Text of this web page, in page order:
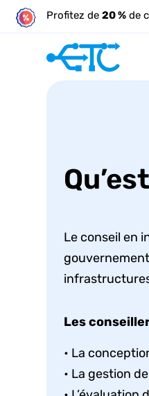
Profitez de20 % de
Le conseil en
Les
• La
• La gestion